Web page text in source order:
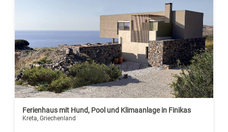
Ferienhaus mit Hund, Pool und Klimaanlage in Finikas
Kreta, Griechenland